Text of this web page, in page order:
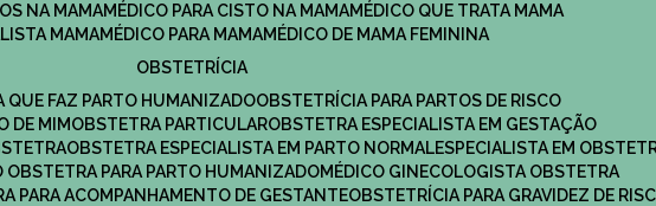
NA MAMA MÉDICO PARA CISTO NA MAMA
MÉDICO QUE TRATA MAMA
MAMA MÉDICO PARA MAMA
MÉDICO DE MAMA FEMININA
OBSTETRÍCIA
QUE FAZ PARTO HUMANIZADO
OBSTETRÍCIA PARA PARTOS DE RISCO
DE MIM OBSTETRA PARTICULAR
OBSTETRA ESPECIALISTA EM GESTAÇÃO
OBSTETRA ESPECIALISTA EM PARTO NORMAL ESPECIALISTA EM
OBSTETRA PARA PARTO HUMANIZADO
MÉDICO GINECOLOGISTA OBSTETRA
PARA ACOMPANHAMENTO DE GESTANTE
OBSTETRÍCIA PARA GRAVIDEZ DE